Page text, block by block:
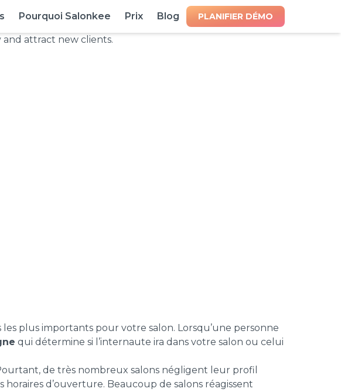
Pourquoi Salonkee Prix Blog PLANIFIER DÉMO
plus importants pour votre salon. Lorsqu’une personne
qui détermine si l’internaute ira dans votre salon ou celui
de très nombreux salons négligent leur profil
d’ouverture. Beaucoup de salons réagissent